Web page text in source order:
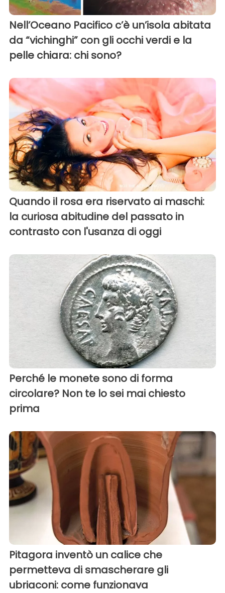
Nell’Oceano Pacifico c’è un’isola abitata
da “vichinghi” con gli occhi verdi e la
pelle chiara: chi sono?
Quando il rosa era riservato ai maschi:
la curiosa abitudine del passato in
contrasto con l'usanza di oggi
Perché le monete sono di forma
circolare? Non te lo sei mai chiesto
prima
Pitagora inventò un calice che
permetteva di smascherare gli
ubriaconi: come funzionava